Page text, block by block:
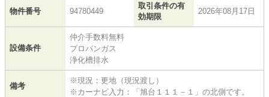
物件番号 94780449
取引条件の有
効期限
2026年08月17日
設備条件
仲介手数料無料
プロパンガス
浄化槽排水
備考
※現況：更地（現況渡し）
※カーナビ入力：「旭台１１１－１」の北側です。